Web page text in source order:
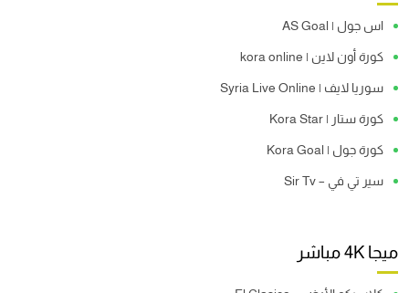
اس جول | AS Goal
كورة أون لاين | kora online
سوريا لايف | Syria Live Online
كورة ستار | Kora Star
كورة جول | Kora Goal
سير تي في – Sir Tv
ميجا 4K مباشر